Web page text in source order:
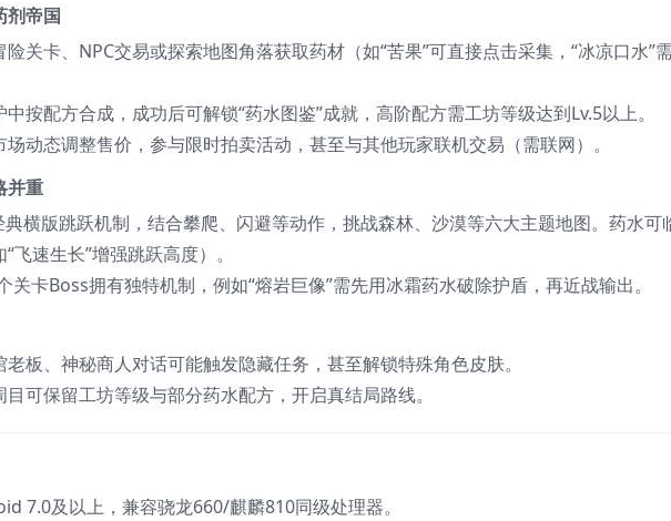
剂帝国
险关卡、NPC交易或探索地图角落获取药材（如“苦果”可直接点击采集，“冰凉口水”
中按配方合成，成功后可解锁“药水图鉴”成就，高阶配方需工坊等级达到Lv.5以上。
场动态调整售价，参与限时拍卖活动，甚至与其他玩家联机交易（需联网）。
并重
典横版跳跃机制，结合攀爬、闪避等动作，挑战森林、沙漠等六大主题地图。药水可
飞速生长”增强跳跃高度）。
关卡Boss拥有独特机制，例如“熔岩巨像”需先用冰霜药水破除护盾，再近战输出。
老板、神秘商人对话可能触发隐藏任务，甚至解锁特殊角色皮肤。
可保留工坊等级与部分药水配方，开启真结局路线。
7.0及以上，兼容骁龙660/麒麟810同级处理器。